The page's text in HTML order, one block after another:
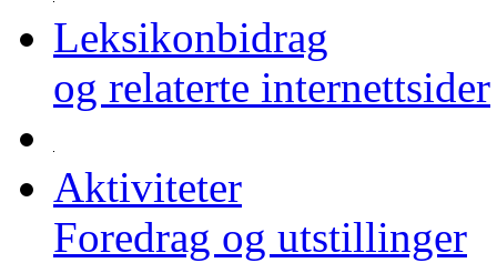
Leksikonbidrag
og relaterte internettsider
Aktiviteter
Foredrag og utstillinger